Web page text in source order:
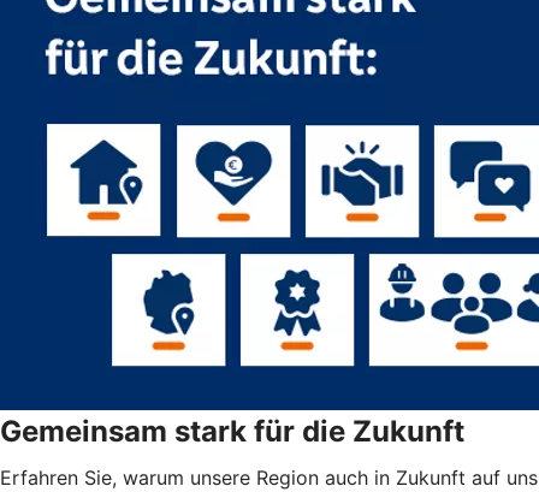
Gemeinsam stark für die Zukunft
Erfahren Sie, warum unsere Region auch in Zukunft auf uns